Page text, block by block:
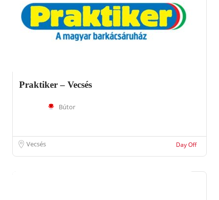
Praktiker – Vecsés
Bútor
Vecsés Day Off